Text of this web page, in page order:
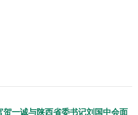
贺一诚与陕西省委书记刘国中会面